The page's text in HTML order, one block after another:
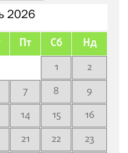
2026
Пт Сб Нд
1
2
7 8
9
14 15
16
21 22
23